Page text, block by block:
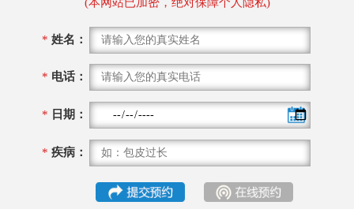
* 姓名：
* 电话：
* 日期：
* 疾病：